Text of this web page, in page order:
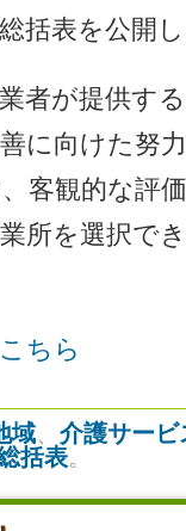
括表を公開
者が提供す
に向けた努
客観的な評
所を選択で
こちら
域、 介護サービ
括表。